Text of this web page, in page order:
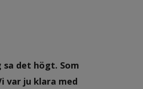
det högt. Som
var ju klara med